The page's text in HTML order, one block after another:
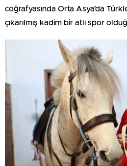
coğrafyasında Orta Asya’da
çıkarılmış kadim bir atlı spor